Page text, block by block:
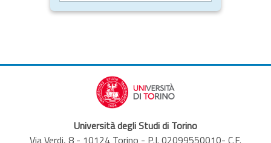
Università degli Studi di Torino
Via Verdi, 8 - 10124 Torino - P.I. 02099550010- C.F.